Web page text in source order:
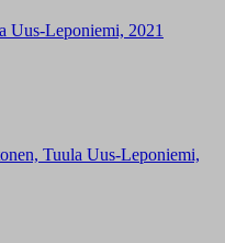
Uus-Leponiemi, 2021
Tuula Uus-Leponiemi,